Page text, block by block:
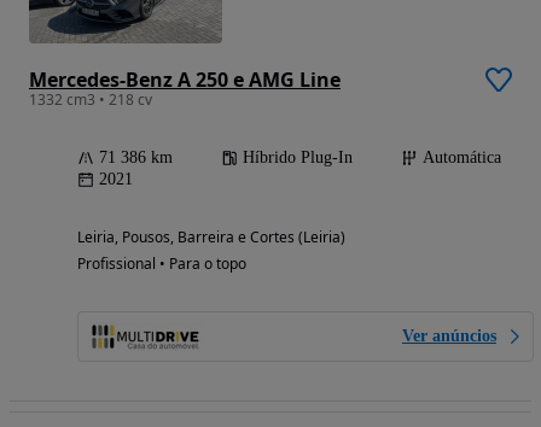
Mercedes-Benz A 250 e AMG Line
1332 cm3 • 218 cv
71 386 km Híbrido Plug-In
Automática
2021
Leiria, Pousos, Barreira e Cortes (Leiria)
Profissional • Para o topo
Ver anúncios